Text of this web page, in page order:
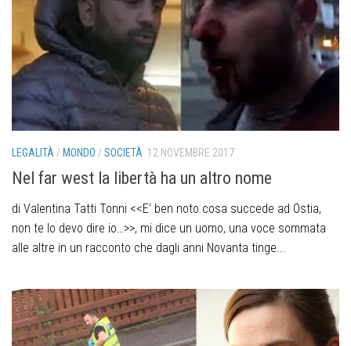
LEGALITÀ / MONDO /SOCIETÀ 12 NOVEMBRE 2017
Nel far west la libertà ha un altro nome
di Valentina Tatti Tonni <<E’ ben noto cosa succede ad Ostia,
non te lo devo dire io…>>, mi dice un uomo, una voce sommata
alle altre in un racconto che dagli anni Novanta tinge...